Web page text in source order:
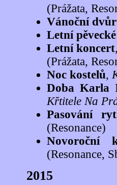
(Prážata,
Vánoční
Letní
Letní koncert
(Prážata,
Noc kostelů,
Doba Karla
Křtitele Na
Pasování
(Resonance)
Novoroční
(Resonance,
2015